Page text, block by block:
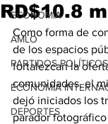
ECONOMÍA
AMLO
PARTIDOS POLÍTICOS
ECONOMÍA
DEPORTES
RD$10.8
Como forma de
de los espacios
fortalezcan la
comunidades, el
dejó iniciados los
parador